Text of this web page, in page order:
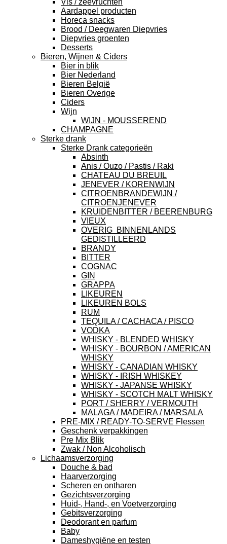
Vis / zeevruchten
Aardappel producten
Horeca snacks
Brood / Deegwaren Diepvries
Diepvries groenten
Desserts
Bieren, Wijnen & Ciders
Bier in blik
Bier Nederland
Bieren België
Bieren Overige
Ciders
Wijn
WIJN - MOUSSEREND
CHAMPAGNE
Sterke drank
Sterke Drank categorieën
Absinth
Anis / Ouzo / Pastis / Raki
CHATEAU DU BREUIL
JENEVER / KORENWIJN
CITROENBRANDEWIJN /
CITROENJENEVER
KRUIDENBITTER / BEERENBURG
VIEUX
OVERIG BINNENLANDS
GEDISTILLEERD
BRANDY
BITTER
COGNAC
GIN
GRAPPA
LIKEUREN
LIKEUREN BOLS
RUM
TEQUILA / CACHACA / PISCO
VODKA
WHISKY - BLENDED WHISKY
WHISKY - BOURBON / AMERICAN
WHISKY
WHISKY - CANADIAN WHISKY
WHISKY - IRISH WHISKEY
WHISKY - JAPANSE WHISKY
WHISKY - SCOTCH MALT WHISKY
PORT / SHERRY / VERMOUTH
MALAGA / MADEIRA / MARSALA
PRE-MIX / READY-TO-SERVE Flessen
Geschenk verpakkingen
Pre Mix Blik
Zwak / Non Alcoholisch
Lichaamsverzorging
Douche & bad
Haarverzorging
Scheren en ontharen
Gezichtsverzorging
Huid-, Hand-, en Voetverzorging
Gebitsverzorging
Deodorant en parfum
Baby
Dameshygiëne en testen